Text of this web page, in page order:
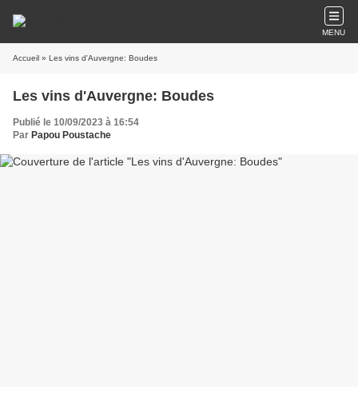
MENU
Accueil » Les vins d'Auvergne: Boudes
Les vins d'Auvergne: Boudes
Publié le 10/09/2023 à 16:54
Par Papou Poustache